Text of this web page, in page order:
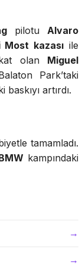
pilotu Alvaro
kazası ile
olan Miguel
Park’taki
artırdı.
tamamladı.
kampındaki
→
→